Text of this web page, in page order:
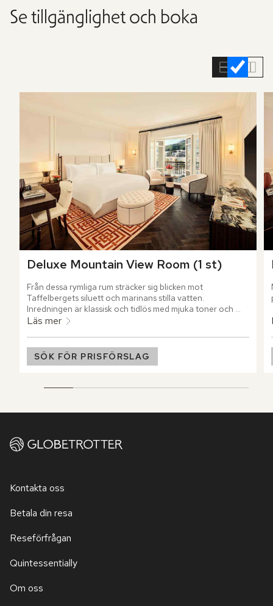
Se tillgänglighet och boka
Deluxe Mountain View Room (1 st)
Från dessa rymliga rum sträcker sig blicken mot
Taffelbergets siluett och marinans stilla vatten.
Inredningen är klassisk och tidlös med mjuka toner och
generösa ytor.
Läs mer
SÖK FÖR PRISFÖRSLAG
Kontakta oss
Betala din resa
Reseförfrågan
Quintessentially
Om oss